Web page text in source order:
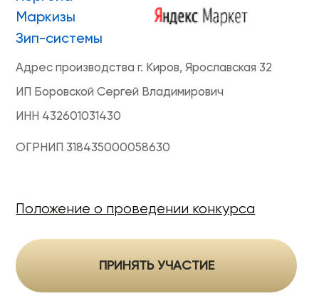
Гарантия
Политика конфиденциальности
Оферта на продажу товаров